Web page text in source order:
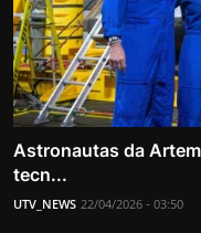
Astronautas da
tecn...
UTV_NEWS 22/04/2026 - 03:50